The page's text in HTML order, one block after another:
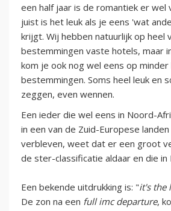
een half jaar is de romantiek er wel
juist is het leuk als je eens 'wat
krijgt. Wij hebben natuurlijk op heel
bestemmingen vaste hotels, maar
kom je ook nog wel eens op minder
bestemmingen. Soms heel leuk en
zeggen, even wennen.
Een ieder die wel eens in Noord-
in een van de Zuid-Europese
verbleven, weet dat er een groot
de ster-classificatie aldaar en die in
Een bekende uitdrukking is: "it's the
De zon na een full imc departure,